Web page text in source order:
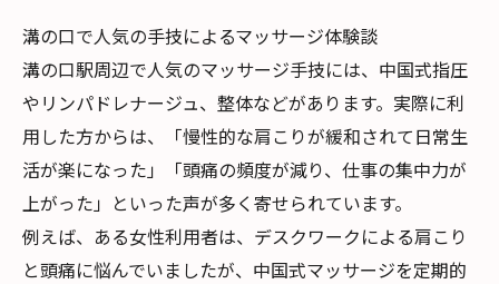
溝の口で人気の手技によるマッサージ体験談
溝の口駅周辺で人気のマッサージ手技には、中国式指圧
やリンパドレナージュ、整体などがあります。実際に利
用した方からは、「慢性的な肩こりが緩和されて日常生
活が楽になった」「頭痛の頻度が減り、仕事の集中力が
上がった」といった声が多く寄せられています。
例えば、ある女性利用者は、デスクワークによる肩こり
と頭痛に悩んでいましたが、中国式マッサージを定期的